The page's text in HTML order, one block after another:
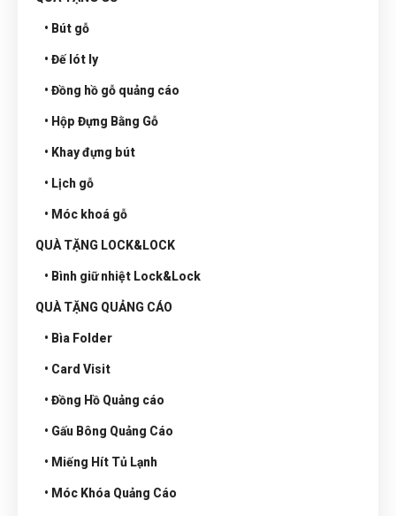
• Bút gỗ
• Đế lót ly
• Đồng hồ gỗ quảng cáo
• Hộp Đựng Bằng Gỗ
• Khay đựng bút
• Lịch gỗ
• Móc khoá gỗ
QUÀ TẶNG LOCK&LOCK
• Bình giữ nhiệt Lock&Lock
QUÀ TẶNG QUẢNG CÁO
• Bìa Folder
• Card Visit
• Đồng Hồ Quảng cáo
• Gấu Bông Quảng Cáo
• Miếng Hít Tủ Lạnh
• Móc Khóa Quảng Cáo